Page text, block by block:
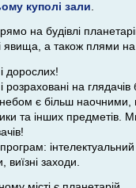
куполі зали.
на будівлі
і явища, а також плями
дорослих!
на глядачів
є більш наочними,
та інших
інтелектуальний
заходи.